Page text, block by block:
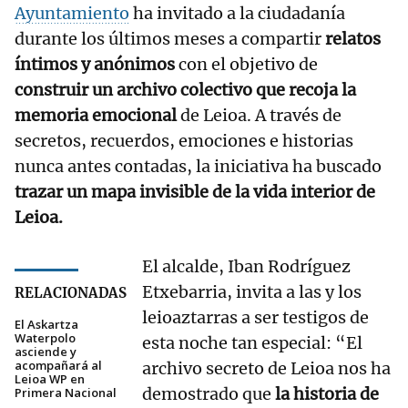
Ayuntamiento ha invitado a la ciudadanía
durante los últimos meses a compartirrelatos
íntimos y anónimoscon el objetivo de
construir un archivo colectivo que recoja la
memoria emocionalde Leioa. A través de
secretos, recuerdos, emociones e historias
nunca antes contadas, la iniciativa ha buscado
trazar un mapa invisible de la vida interior de
Leioa.
RELACIONADAS
El Askartza
Waterpolo
asciende y
acompañará al
Leioa WP en
Primera Nacional
El alcalde, Iban Rodríguez
Etxebarria, invita a las y los
leioaztarras a ser testigos de
esta noche tan especial: “El
archivo secreto de Leioa nos ha
demostrado que la historia de